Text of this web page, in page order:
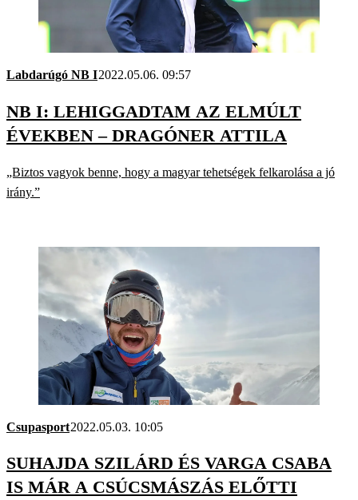
Labdarúgó NB I2022.05.06. 09:57
NB I: LEHIGGADTAM AZ ELMÚLT
ÉVEKBEN – DRAGÓNER ATTILA
„Biztos vagyok benne, hogy a magyar tehetségek felkarolása a jó
irány.”
Csupasport2022.05.03. 10:05
SUHAJDA SZILÁRD ÉS VARGA CSABA
IS MÁR A CSÚCSMÁSZÁS ELŐTTI